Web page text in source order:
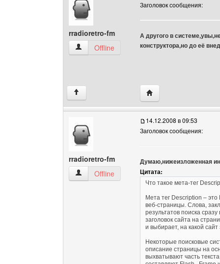
rradioretro-fm
rradioretro-fm Посмотреть профиль
Offline
Заголовок сообщения:
А другого в
конструктора,но до её
↑ Посетить сайт
rradioretro-fm
rradioretro-fm Посмотреть профиль
Offline
14.12.2008 в 09:53
Заголовок сообщения:
Думаю,нижеизложенная
Цитата:
Что такое мета-тег
Мета тег Description –
веб-страницы. Слова,
результатов поиска
заголовок сайта на
и выбирает, на какой сайт
Некоторые поисковые
описание страницы на
выхватывают часть